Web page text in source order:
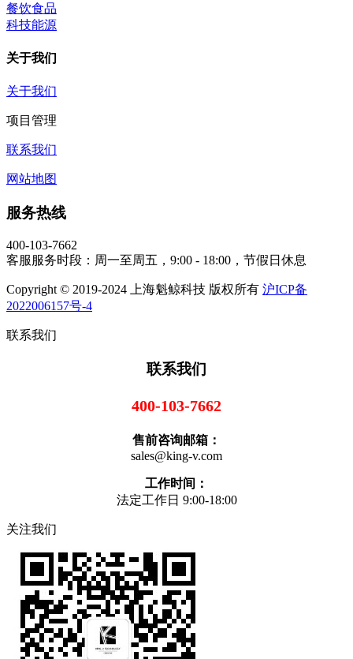
餐饮食品
科技能源
关于我们
关于我们
项目管理
联系我们
网站地图
服务热线
400-103-7662
客服服务时段：周一至周五，9:00 - 18:00，节假日休息
Copyright © 2019-2024 上海魁鲸科技 版权所有 沪ICP备
2022006157号-4
联系我们
联系我们
400-103-7662
售前咨询邮箱：
sales@king-v.com
工作时间：
法定工作日 9:00-18:00
关注我们